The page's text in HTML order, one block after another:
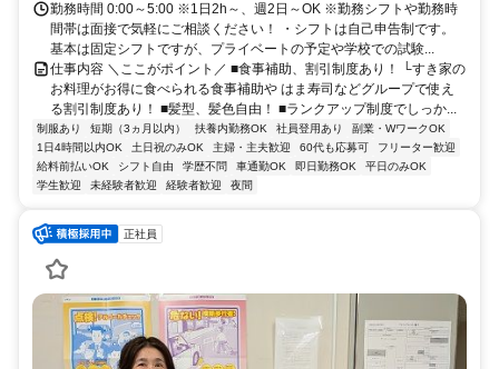
勤務時間 0:00～5:00 ※1日2h～、週2日～OK ※勤務シフトや勤務時
間帯は面接で気軽にご相談ください！ ・シフトは自己申告制です。
基本は固定シフトですが、プライベートの予定や学校での試験...
仕事内容 ＼ここがポイント／ ■食事補助、割引制度あり！ └すき家の
お料理がお得に食べられる食事補助や はま寿司などグループで使え
る割引制度あり！ ■髪型、髪色自由！ ■ランクアップ制度でしっか...
制服あり 短期（3ヵ月以内） 扶養内勤務OK 社員登用あり
副業・WワークOK
1日4時間以内OK
土日祝のみOK 主婦・主夫歓迎 60代も応募可
フリーター歓迎
給料前払いOK
シフト自由 学歴不問 車通勤OK 即日勤務OK
平日のみOK
学生歓迎
未経験者歓迎 経験者歓迎 夜間
正社員